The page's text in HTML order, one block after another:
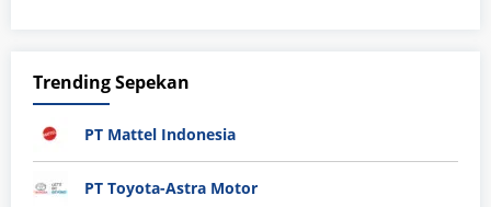
Trending Sepekan
PT Mattel Indonesia
PT Toyota-Astra Motor